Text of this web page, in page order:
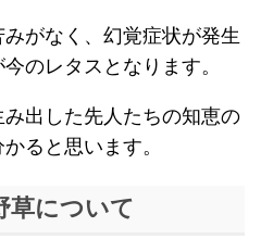
がなく、幻覚症状が発生
のレタスとなります。
出した先人たちの知恵の
ると思います。
草について